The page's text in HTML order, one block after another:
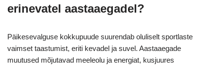
erinevatel aastaaegadel?
Päikesevalguse kokkupuude suurendab oluliselt sportlaste
vaimset taastumist, eriti kevadel ja suvel. Aastaaegade
muutused mõjutavad meeleolu ja energiat, kusjuures